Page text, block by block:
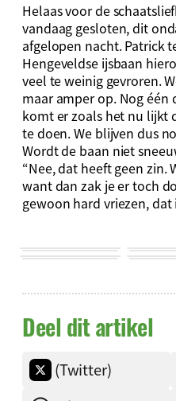
Helaas voor de
vandaag gesloten, dit
afgelopen nacht. Patrick
Hengeveldse ijsbaan
veel te weinig gevroren.
maar amper op. Nog één
komt er zoals het nu lijkt
te doen. We blijven dus
Wordt de baan niet
“Nee, dat heeft geen zin.
want dan zak je er toch
gewoon hard vriezen, dat
Deel dit artikel
(Twitter)